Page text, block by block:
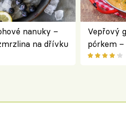
nanuky –
na dřívku
Vepřový
pórkem
pokrm z